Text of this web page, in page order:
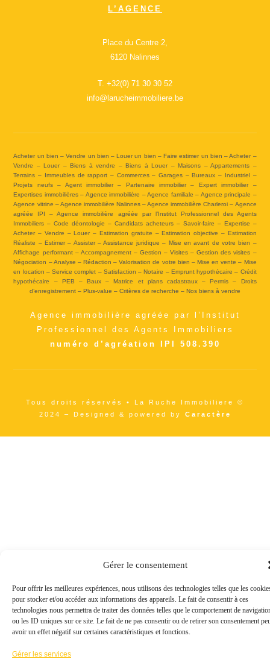
Gérer le consentement
Pour offrir les meilleures expériences, nous utilisons des technologies telles que les
pour stocker et/ou accéder aux informations des appareils. Le fait de consentir à ces
technologies nous permettra de traiter des données telles que le comportement de
ou les ID uniques sur ce site. Le fait de ne pas consentir ou de retirer son consentement
avoir un effet négatif sur certaines caractéristiques et fonctions.
Gérer les services
L’AGENCE
Place du Centre 2,
6120 Nalinnes
T. +32(0) 71 30 30 52
info@larucheimmobiliere.be
Acheter un bien – Vendre un bien – Louer un bien – Faire estimer un bien – Acheter –
Vendre – Louer – Biens à vendre – Biens à Louer – Maisons – Appartements –
Terrains – Immeubles de rapport – Commerces – Garages – Bureaux – Industriel –
Projets neufs – Agent immobilier – Partenaire immobilier – Expert immobilier –
Expertises immobilières – Agence immobilière – Agence familiale – Agence principale –
Agence vitrine – Agence immobilière Nalinnes – Agence immobilière Charleroi – Agence
agréée IPI – Agence immobilière agréée par l’Institut Professionnel des Agents
Immobiliers – Code déontologie – Candidats acheteurs – Savoir-faire – Expertise –
Acheter – Vendre – Louer – Estimation gratuite – Estimation objective – Estimation
Réaliste – Estimer – Assister – Assistance juridique – Mise en avant de votre bien –
Affichage performant – Accompagnement – Gestion – Visites – Gestion des visites –
Négociation – Analyse – Rédaction – Valorisation de votre bien – Mise en vente – Mise
en location – Service complet – Satisfaction – Notaire – Emprunt hypothécaire – Crédit
hypothécaire – PEB – Baux – Matrice et plans cadastraux – Permis – Droits
d’enregistrement – Plus-value – Critères de recherche – Nos biens à vendre
Agence immobilière agréée par l’Institut
Professionnel des Agents Immobiliers
numéro d’agréation IPI 508.390
Tous droits réservés • La Ruche Immobiliere ©
2024 – Designed & powered by Caractère